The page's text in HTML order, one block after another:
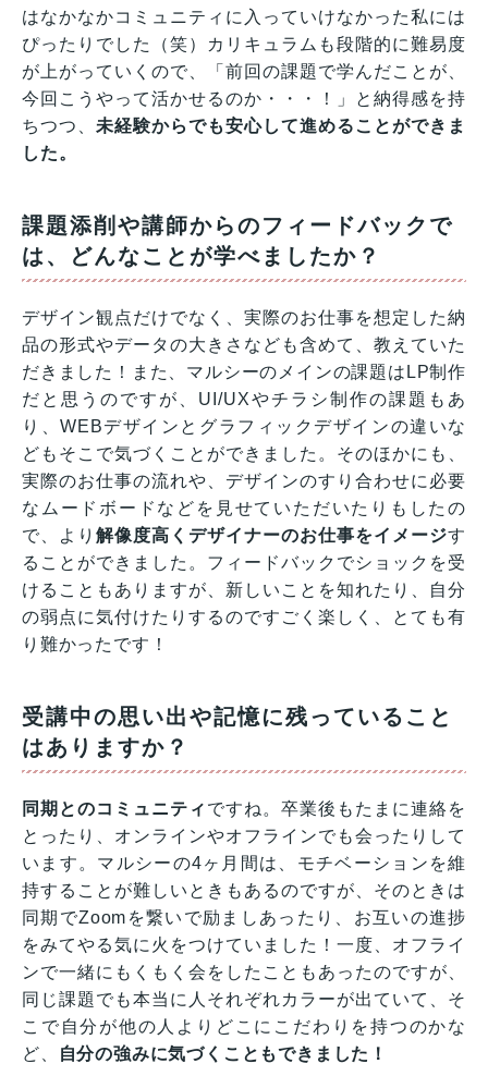
はなかなかコミュニティに入っていけなかった私には
ぴったりでした（笑）カリキュラムも段階的に難易度
が上がっていくので、「前回の課題で学んだことが、
今回こうやって活かせるのか・・・！」と納得感を持
ちつつ、未経験からでも安心して進めることができま
した。
課題添削や講師からのフィードバックで
は、どんなことが学べましたか？
デザイン観点だけでなく、実際のお仕事を想定した納
品の形式やデータの大きさなども含めて、教えていた
だきました！また、マルシーのメインの課題はLP制作
だと思うのですが、UI/UXやチラシ制作の課題もあ
り、WEBデザインとグラフィックデザインの違いな
どもそこで気づくことができました。そのほかにも、
実際のお仕事の流れや、デザインのすり合わせに必要
なムードボードなどを見せていただいたりもしたの
で、より解像度高くデザイナーのお仕事をイメージす
ることができました。フィードバックでショックを受
けることもありますが、新しいことを知れたり、自分
の弱点に気付けたりするのですごく楽しく、とても有
り難かったです！
受講中の思い出や記憶に残っていること
はありますか？
同期とのコミュニティ ですね。卒業後もたまに連絡を
とったり、オンラインやオフラインでも会ったりして
います。マルシーの4ヶ月間は、モチベーションを維
持することが難しいときもあるのですが、そのときは
同期でZoomを繋いで励ましあったり、お互いの進捗
をみてやる気に火をつけていました！一度、オフライ
ンで一緒にもくもく会をしたこともあったのですが、
同じ課題でも本当に人それぞれカラーが出ていて、そ
こで自分が他の人よりどこにこだわりを持つのかな
ど、
自分の強みに気づくこともできました！